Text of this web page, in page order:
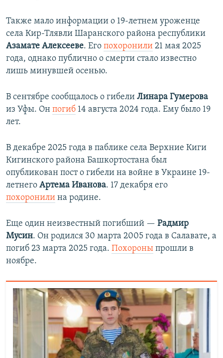
Также мало информации о 19-летнем уроженце
села Кир-Тлявли Шаранского района республики
Азамате Алексееве. Его похоронили 21 мая 2025
года, однако публично о смерти стало известно
лишь минувшей осенью.
В сентябре сообщалось о гибели Линара Гумерова
из Уфы. Он погиб 14 августа 2024 года. Ему было 19
лет.
В декабре 2025 года в паблике села Верхние Киги
Кигинского района Башкортостана был
опубликован пост о гибели на войне в Украине 19-
летнего Артема Иванова. 17 декабря его
похоронили на родине.
Еще один неизвестный погибший — Радмир
Мусин. Он родился 30 марта 2005 года в Салавате, а
погиб 23 марта 2025 года. Похороны прошли в
ноябре.